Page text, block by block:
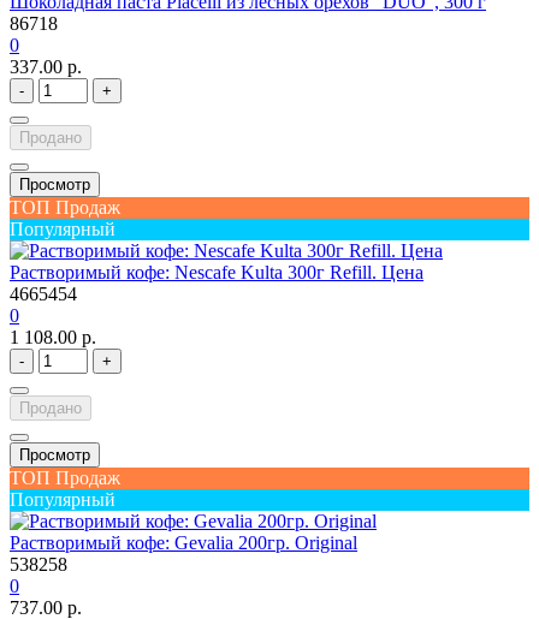
86718
0
337.00 р.
- +
Продано
Просмотр
ТОП Продаж
Популярный
Растворимый кофе: Nescafe Kulta 300г Refill. Цена
4665454
0
1 108.00 р.
- +
Продано
Просмотр
ТОП Продаж
Популярный
Растворимый кофе: Gevalia 200гр. Original
538258
0
737.00 р.